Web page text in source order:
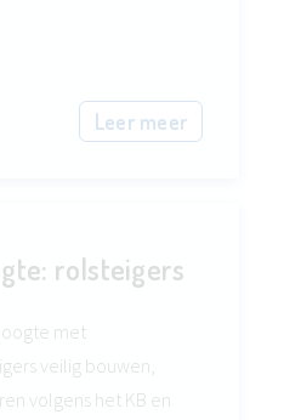
Leer meer
rolsteigers
met
veilig bouwen,
volgens het KB en